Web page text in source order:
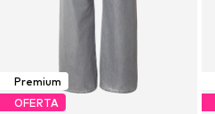
Premium
OFERTA